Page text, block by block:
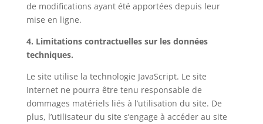
de modifications ayant été apportées depuis leur
mise en ligne.
4. Limitations contractuelles sur les données
techniques.
Le site utilise la technologie JavaScript. Le site
Internet ne pourra être tenu responsable de
dommages matériels liés à l’utilisation du site. De
plus, l’utilisateur du site s’engage à accéder au site